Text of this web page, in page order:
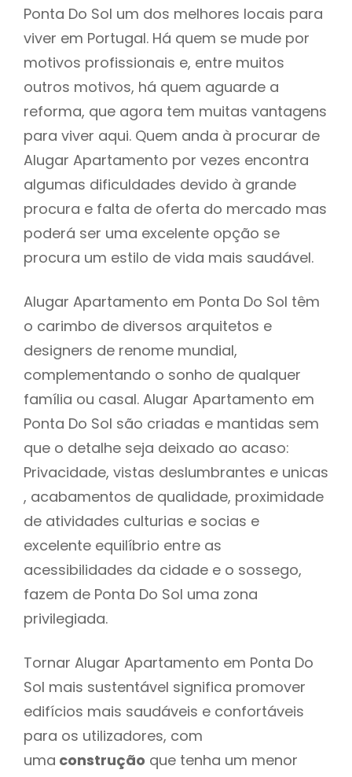
Ponta Do Sol um dos melhores locais para
viver em Portugal. Há quem se mude por
motivos profissionais e, entre muitos
outros motivos, há quem aguarde a
reforma, que agora tem muitas vantagens
para viver aqui. Quem anda à procurar de
Alugar Apartamento por vezes encontra
algumas dificuldades devido à grande
procura e falta de oferta do mercado mas
poderá ser uma excelente opção se
procura um estilo de vida mais saudável.
Alugar Apartamento em Ponta Do Sol têm
o carimbo de diversos arquitetos e
designers de renome mundial,
complementando o sonho de qualquer
família ou casal. Alugar Apartamento em
Ponta Do Sol são criadas e mantidas sem
que o detalhe seja deixado ao acaso:
Privacidade, vistas deslumbrantes e unicas
, acabamentos de qualidade, proximidade
de atividades culturias e socias e
excelente equilíbrio entre as
acessibilidades da cidade e o sossego,
fazem de Ponta Do Sol uma zona
privilegiada.
Tornar Alugar Apartamento em Ponta Do
Sol mais sustentável significa promover
edifícios mais saudáveis e confortáveis
para os utilizadores, com
uma construção que tenha um menor